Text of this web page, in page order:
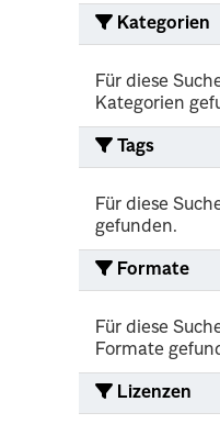
Kategorien
Für diese
Kategorien
Tags
Für diese
gefunden.
Formate
Für diese
Formate
Lizenzen